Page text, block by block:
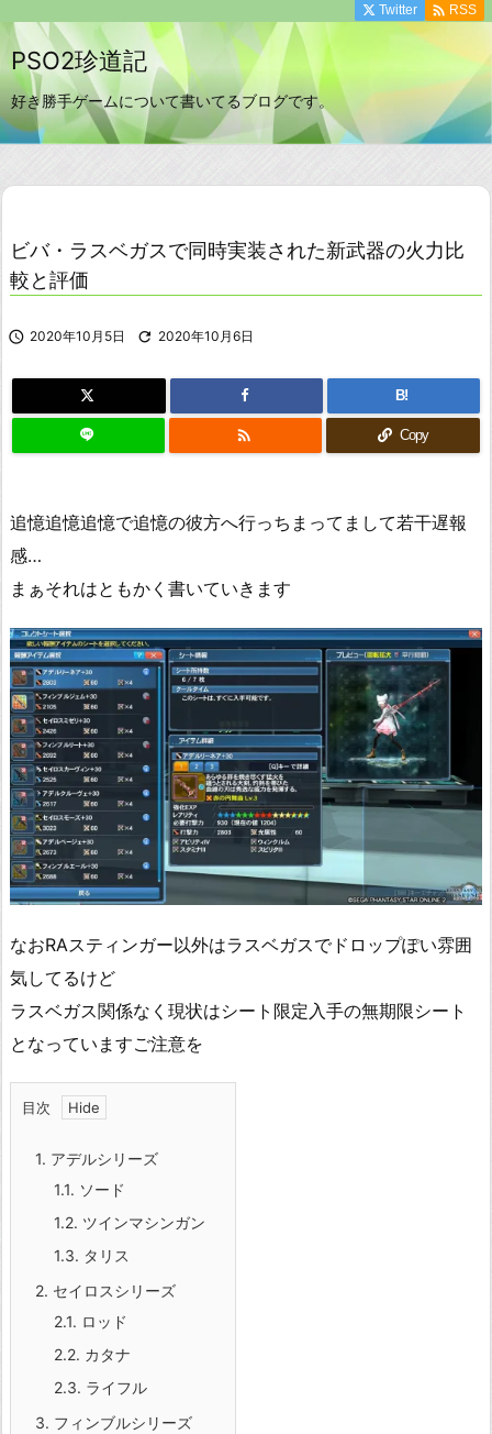
PSO2珍道記
好き勝手ゲームについて書いてるブログです。
Twitter  RSS
ビバ・ラスベガスで同時実装された新武器の火力比
較と評価
 2020年10月5日  2020年10月6日
B!
 Copy
追憶追憶追憶で追憶の彼方へ行っちまってまして若干遅報
感…
まぁそれはともかく書いていきます
なおRAスティンガー以外はラスベガスでドロップぽい雰囲
気してるけど
ラスベガス関係なく現状はシート限定入手の無期限シート
となっていますご注意を
目次
1. アデルシリーズ
1.1. ソード
1.2. ツインマシンガン
1.3. タリス
2. セイロスシリーズ
2.1. ロッド
2.2. カタナ
2.3. ライフル
3. フィンブルシリーズ